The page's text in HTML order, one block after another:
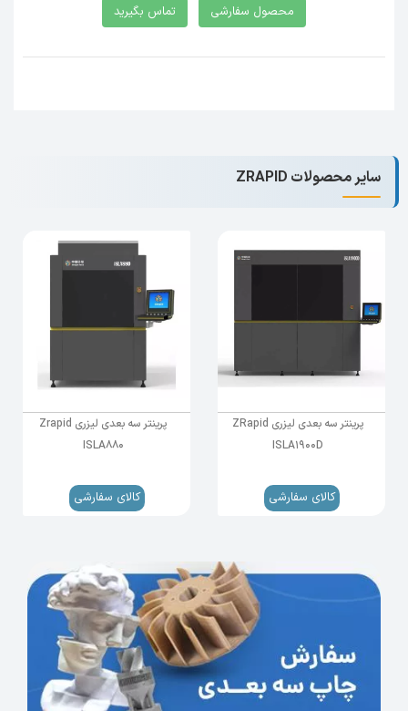
میلی‌متر، این چاپگر می‌تواند قطعات بزرگ و پیچیده
را به سادگی و با دقت بالا پرینت کند، که برای
چاپ کند، که این امکان را به کاربر می‌دهد تا با توجه
به نیاز و نوع پروژه، تنظیمات مناسبی را انتخاب کند.
فرآیند تولید کمک می‌کند.
سیستم کنترل هوشمند و نرم ‌افزار کاربرپسند این
نرم‌افزار اختصاصی ZRapid، با رابط کاربری آسان و
کنترل فرآیند چاپ را بهبود می‌بخشد.
کاربردهای پرینتر سه بعدی لیزری ZRapid1900D
صنعت خودروسازی
در صنعت خودروسازی، پرینتر
ZRapid1900Dبرای
محصول سفارشی تماس بگیرید
سایر محصولات ZRAPID
پرینتر سه بعدی لیزری ZRapid
ISLA1900D
کالای سفارشی
پرینتر سه بعدی لیزری Zrapid
ISLA880
کالای سفارشی